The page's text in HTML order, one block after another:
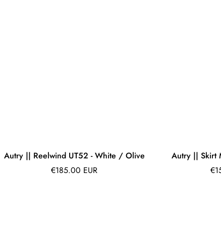
Autry || Reelwind UT52 - White / Olive
Prix
€185.00 EUR
Autry || Skirt